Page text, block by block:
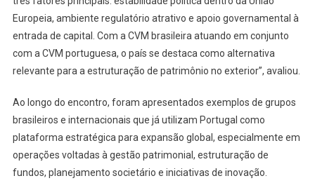
Europeia, ambiente regulatório atrativo e apoio governamental à
entrada de capital. Com a CVM brasileira atuando em conjunto
com a CVM portuguesa, o país se destaca como alternativa
relevante para a estruturação de patrimônio no exterior”, avaliou.
Ao longo do encontro, foram apresentados exemplos de grupos
brasileiros e internacionais que já utilizam Portugal como
plataforma estratégica para expansão global, especialmente em
operações voltadas à gestão patrimonial, estruturação de
fundos, planejamento societário e iniciativas de inovação.